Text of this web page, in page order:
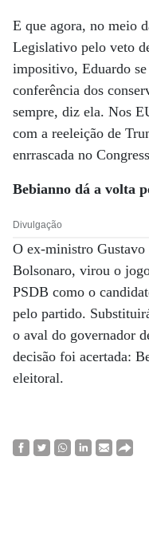
E que agora, no meio
Legislativo pelo veto
impositivo, Eduardo
conferência dos
sempre, diz ela. Nos
com a reeleição de
enrrascada no
Bebianno dá a volta
Divulgação
O ex-ministro Gustavo
Bolsonaro, virou o
PSDB como o
pelo partido.
o aval do governador
decisão foi acertada:
eleitoral.